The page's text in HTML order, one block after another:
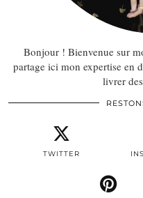
Bonjour ! Bienvenue sur
partage ici mon expertise en
livrer
TWITTER